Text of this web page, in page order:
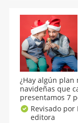
¿Hay algún
navideñas que
presentamos 7
cantar en un
de la comida de
Revisado por
editora